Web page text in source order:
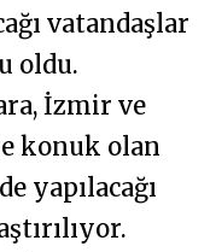
vatandaşlar
oldu.
İzmir ve
konuk olan
yapılacağı